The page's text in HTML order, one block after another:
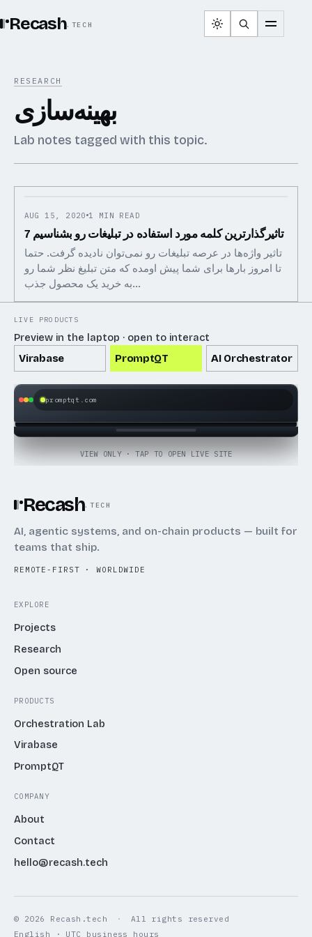
Recash.TECH
RESEARCH
بهینه‌سازی
Lab notes tagged with this topic.
AUG 15, 2020 1 MIN READ
7 تاثیرگذارترین کلمه مورد استفاده در تبلیغات رو بشناسیم
تاثیر واژه‌ها در عرصه تبلیغات رو نمی‌توان نادیده گرفت. حتما
تا امروز بارها برای شما پیش اومده که متن تبلیغ نظر شما رو
به خرید یک محصول جذب…
LIVE PRODUCTS
Preview in the laptop · open to interact
Virabase
PromptQT AI Orchestrator
promptqt.com
OPEN LIVE SITE
VIEW ONLY · TAP TO OPEN LIVE SITE
Recash.TECH
AI, agentic systems, and on-chain products — built for
teams that ship.
REMOTE-FIRST · WORLDWIDE
EXPLORE
Projects
Research
Open source
PRODUCTS
Orchestration Lab
Virabase
PromptQT
COMPANY
About
Contact
hello@recash.tech
© 2026 Recash.tech ·
All rights reserved
English · UTC business hours